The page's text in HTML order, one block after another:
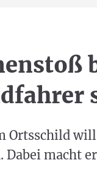
Ortsschild
Dabei macht